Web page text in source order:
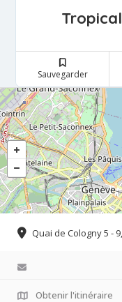
Sauvegarder
Quai de Cologny 5 -
Obtenir l'itinéraire